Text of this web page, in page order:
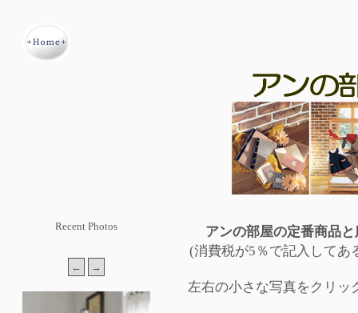
Recent Photos
アンの部屋の定番商品
(消費税が5％で記入してあ
左右の小さな写真をクリッ